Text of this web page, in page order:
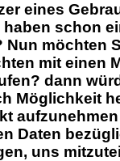
eines
haben schon
Nun möchten
mit einen
dann
Möglichkeit
Daten
, uns